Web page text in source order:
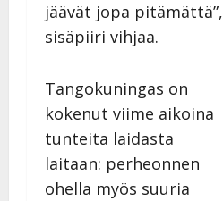
jäävät jopa pitämättä”,
sisäpiiri vihjaa.
Tangokuningas on
kokenut viime aikoina
tunteita laidasta
laitaan: perheonnen
ohella myös suuria